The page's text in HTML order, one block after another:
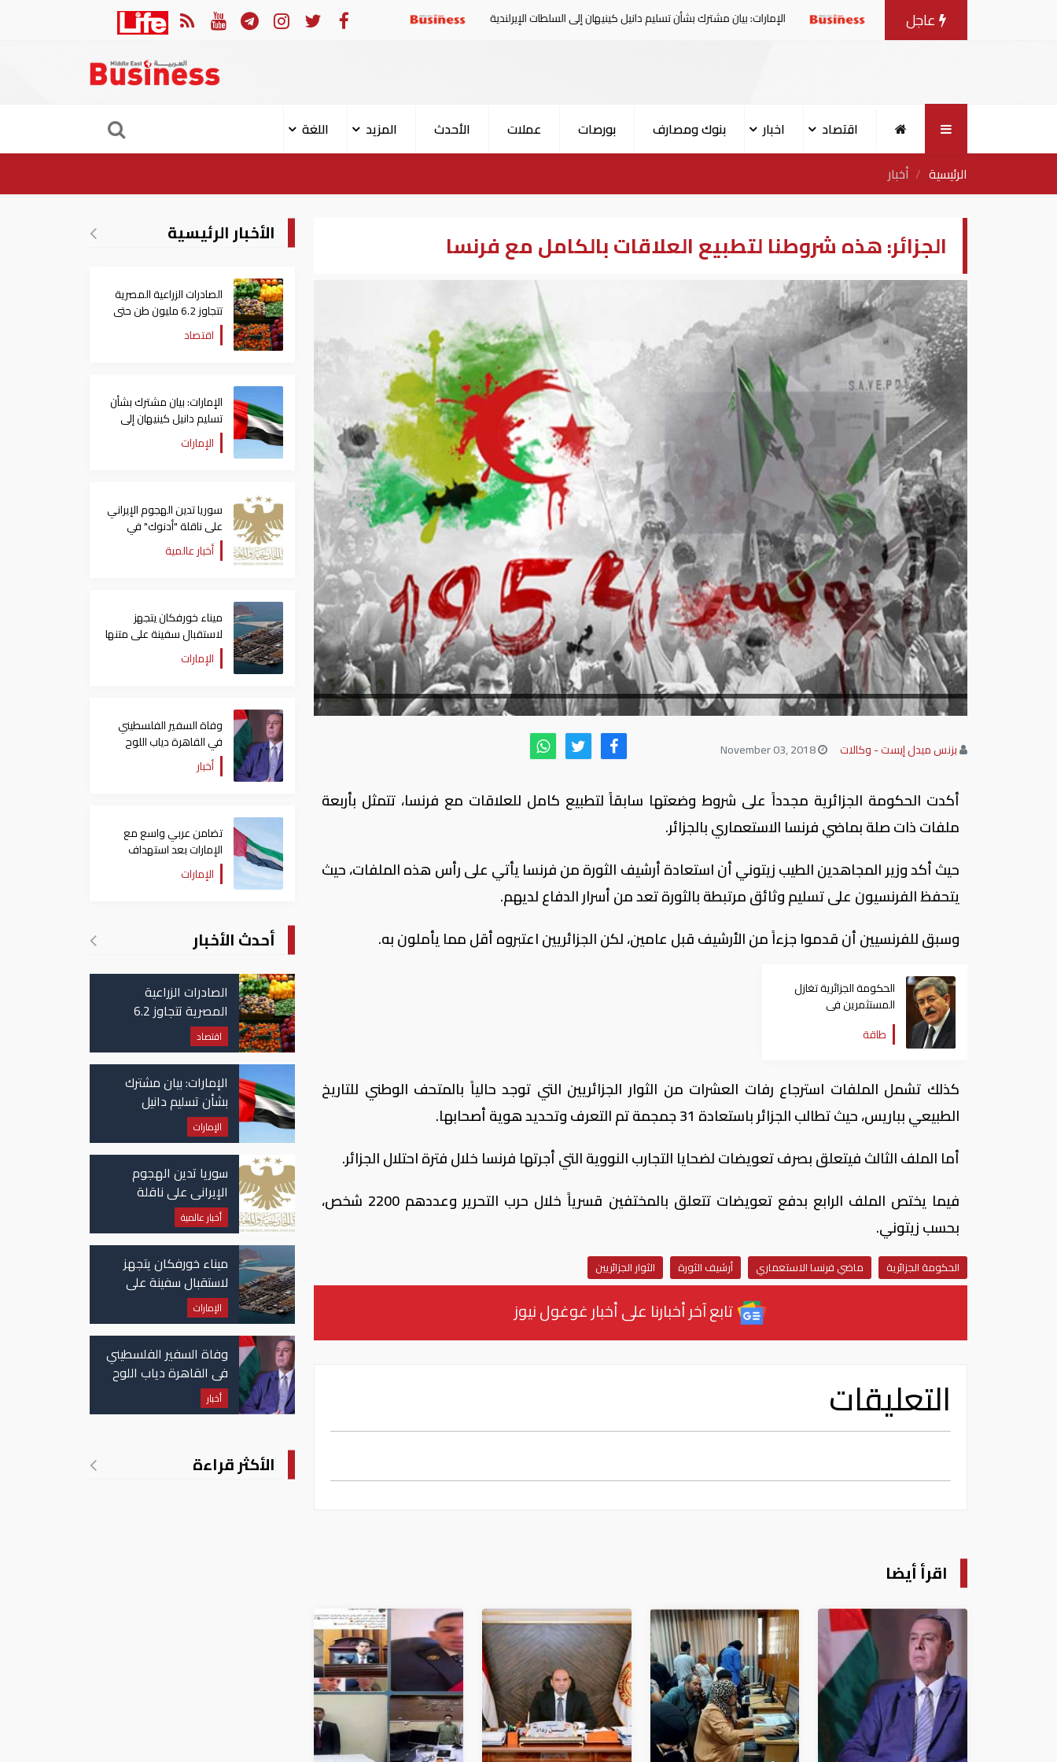
عاجل الإمارات: بيان مشترك بشأن تسليم دانيل كينيهان إلى السلطات الإيرلندية سوريا تدين الهجوم الإيراني على ناقلة "أدنوك" في مضيق هرمز ‏
اقتصاد اخبار بنوك ومصارف بورصات عملات الأحدث المزيد
اللغة
الرئيسية
أخبار
الجزائر: هذه شروطنا لتطبيع العلاقات بالكامل مع فرنسا
بزنس ميدل إيست - وكالات
أكدت الحكومة الجزائرية مجدداً على شروط وضعتها سابقاً لتطبيع كامل للعلاقات مع فرنسا، تتمثل بأربعة
ملفات ذات صلة بماضي فرنسا الاستعماري بالجزائر.
حيث أكد وزير المجاهدين الطيب زيتوني أن استعادة أرشيف الثورة من فرنسا يأتي على رأس هذه الملفات، حيث
يتحفظ الفرنسيون على تسليم وثائق مرتبطة بالثورة تعد من أسرار الدفاع لديهم.
وسبق للفرنسيين أن قدموا جزءاً من الأرشيف قبل عامين، لكن الجزائريين اعتبروه أقل مما يأملون به.
الحكومة الجزائرية تغازل
المستثمرين فى
المحروقات
طاقة
كذلك تشمل الملفات استرجاع رفات العشرات من الثوار الجزائريين التي توجد حالياً بالمتحف الوطني للتاريخ
الطبيعي بباريس، حيث تطالب الجزائر باستعادة 31 جمجمة تم التعرف وتحديد هوية أصحابها.
أما الملف الثالث فيتعلق بصرف تعويضات لضحايا التجارب النووية التي أجرتها فرنسا خلال فترة احتلال الجزائر.
فيما يختص الملف الرابع بدفع تعويضات تتعلق بالمختفين قسرياً خلال حرب التحرير وعددهم 2200 شخص،
بحسب زيتوني.
الحكومة الجزائرية ماضي فرنسا الاستعماري أرشيف الثورة الثوار الجزائريين
تابع آخر أخبارنا على أخبار غوغول نيوز
التعليقات
اقرأ أيضا
الأخبار الرئيسية
الصادرات الزراعية المصرية
تتجاوز 6.2 مليون طن حتى
الآناقتصاد
الإمارات: بيان مشترك بشأن
تسليم دانيل كينيهان إلى
السلطات الإيرلندية
الإمارات
سوريا تدين الهجوم الإيراني
على ناقلة "أدنوك" في
مضيق هرمز ‏
أخبار عالمية
ميناء خورفكان يتجهز
لاستقبال سفينة على متنها
6068 سيارة صينيةالإمارات
وفاة السفير الفلسطيني
في القاهرة دياب اللوح
أخبار
تضامن عربي واسع مع
الإمارات بعد استهداف
ناقلة في مضيق هرمز
الإمارات
أحدث الأخبار
الصادرات الزراعية
المصرية تتجاوز 6.2
مليون طن حتى الآن
اقتصاد
الإمارات: بيان مشترك
بشأن تسليم دانيل
كينيهان إلى السلطات
الإيرلندية
الإمارات
سوريا تدين الهجوم
الإيراني على ناقلة
"أدنوك" في مضيق هرمز
أخبار عالمية
ميناء خورفكان يتجهز
لاستقبال سفينة على
متنها 6068 سيارة صينية
الإمارات
وفاة السفير الفلسطيني
في القاهرة دياب اللوح
أخبار
الأكثر قراءة